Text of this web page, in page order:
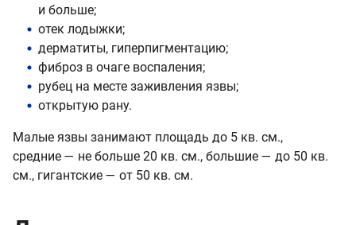
и больше;
отек лодыжки;
дерматиты, гиперпигментацию;
фиброз в очаге воспаления;
рубец на месте заживления язвы;
открытую рану.
Малые язвы занимают площадь до 5 кв. см.,
средние — не больше 20 кв. см., большие — до 50 кв.
см., гигантские — от 50 кв. см.